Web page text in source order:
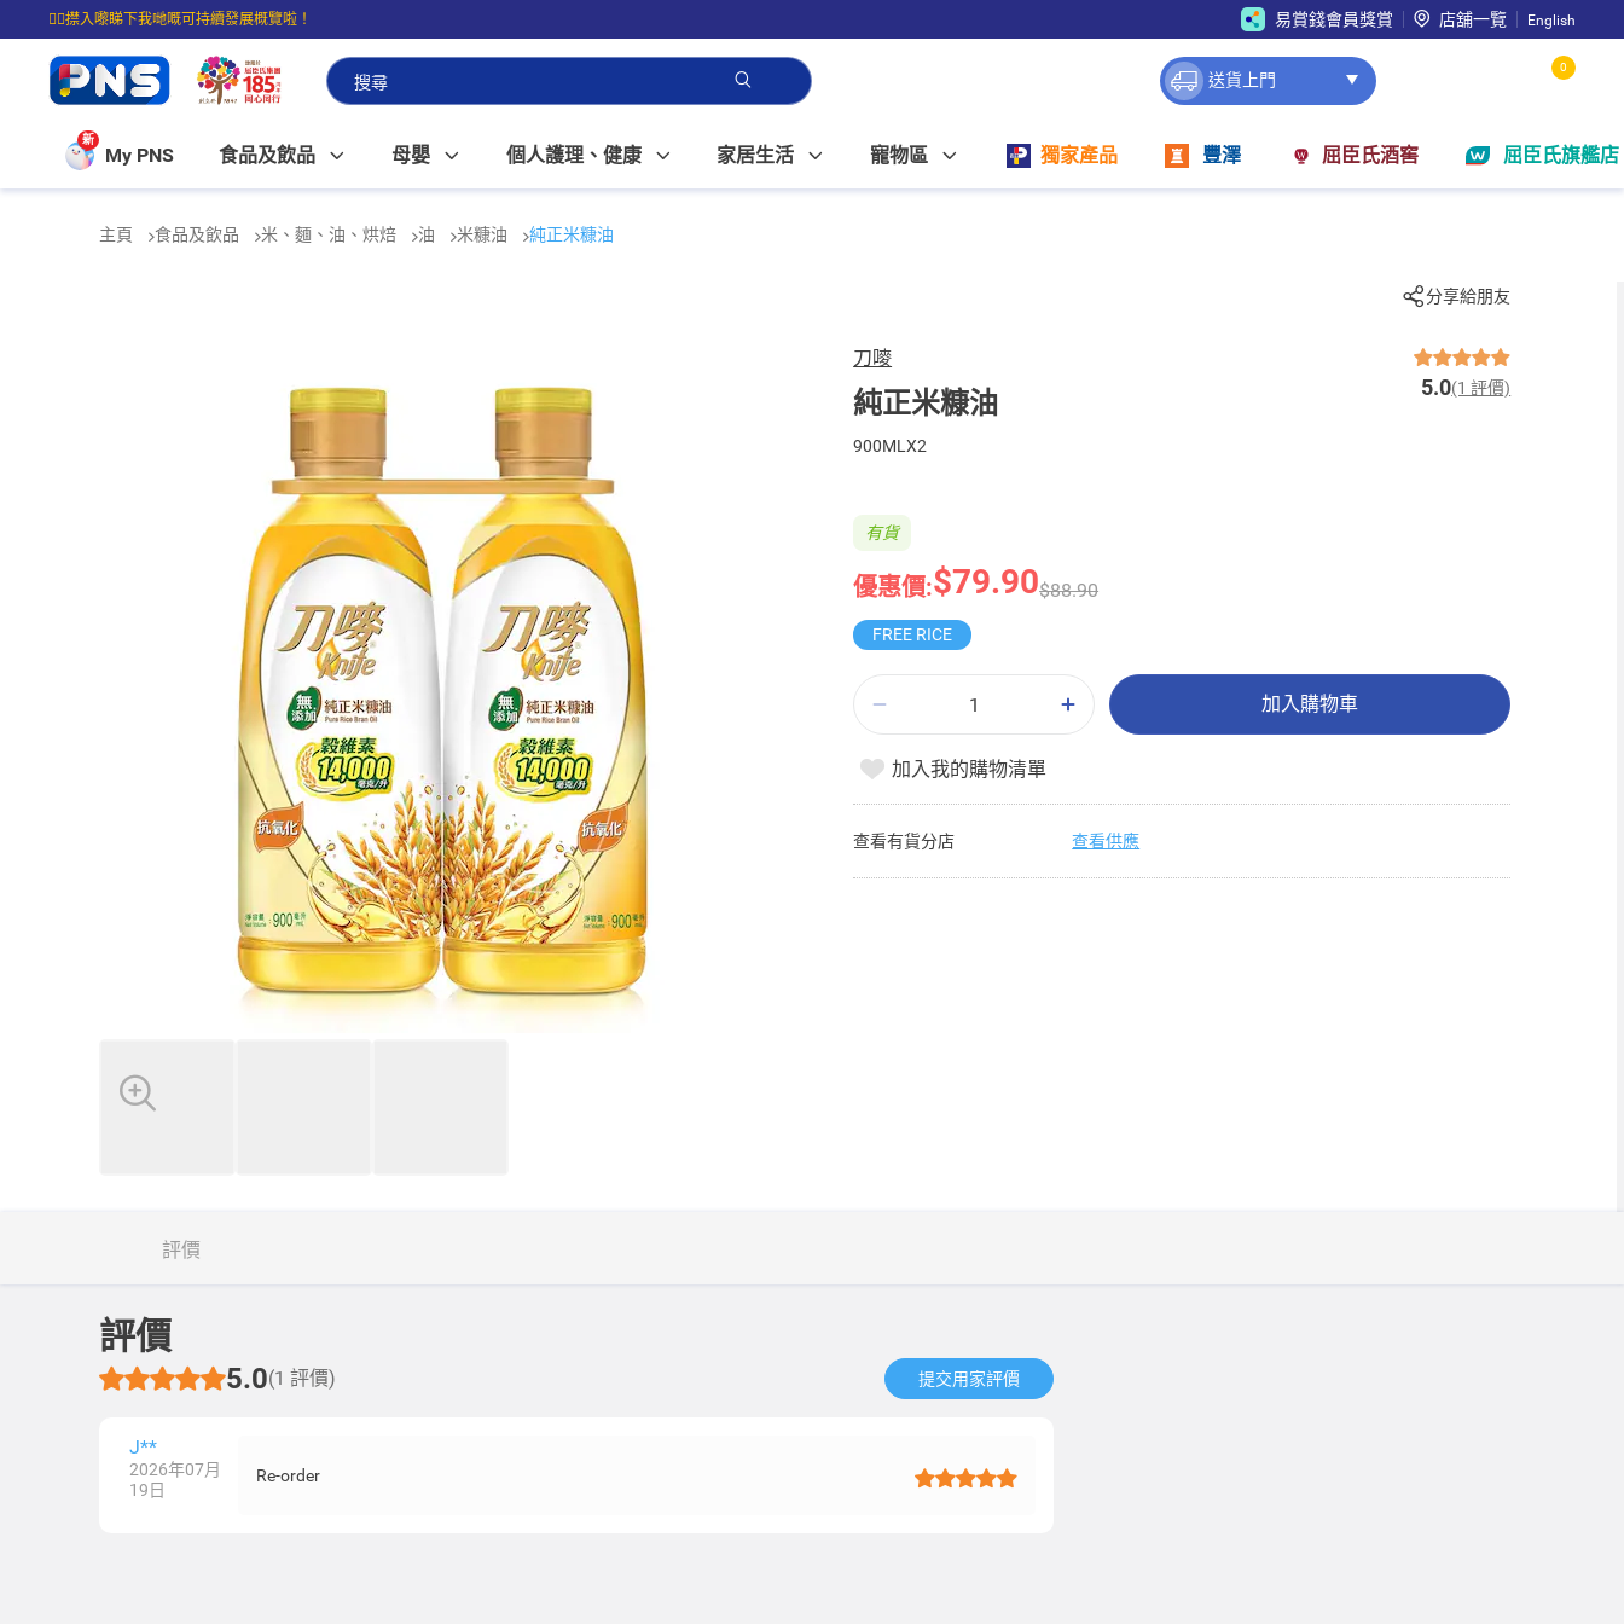
☝🏼㩒入嚟睇下我哋嘅可持續發展概覽啦！
⭐購物滿$399即享免費送貨；滿$100即可免費店取。
易賞錢會員獎賞 店舖一覽 English
送貨上門
0
新
My PNS 食品及飲品 母嬰 個人護理、健康 家居生活 寵物區 獨家產品 豐澤 屈臣氏酒窖 屈臣氏旗艦店
主頁 食品及飲品 米、麵、油、烘焙 油 米糠油 純正米糠油
分享給朋友
刀嘜
純正米糠油 5.0(1 評價)
900MLX2
優惠價:$79.90$88.90
有貨
FREE RICE
加入購物車
加入我的購物清單
查看有貨分店 查看供應
評價
評價
5.0(1 評價) 提交用家評價​
J**
2026年07月
19日
Re-order